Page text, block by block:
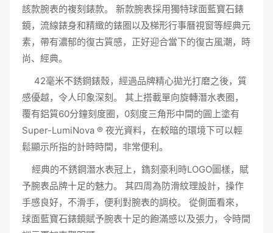
該款腕表的複刻錶款。 新款腕表採用獨特球面藍寶石錶
鏡，流線錶身和精緻的錶圈以及梯形行事曆視窗等經典元
素，帶有濃郁的復古質感，正好迎合當下的復古風潮，時
尚、經典。
42毫米不銹鋼錶殼，經過品牌精心拋光打磨之後，質
感優越，令人印象深刻。 其上搭載單向旋轉潛水表圈，
覆有鋁質60分鐘刻度圈，0刻度三角形中間的圓上塗有
Super-LumiNova ® 夜光資料，在較暗的環境下可以輕
鬆顯示所指的計時時間，非常便利。
經典的不銹鋼潛水表冠上，鐫刻豪利時LOGO圖樣，賦
予腕表品牌十足的魅力。 其四周為防滑紋理設計，操作
手感良好，不滑手，便利對腕表的調校。 從側面看來，
球面藍寶石錶鏡賦予腕表十足的飽滿感以及張力，令時間